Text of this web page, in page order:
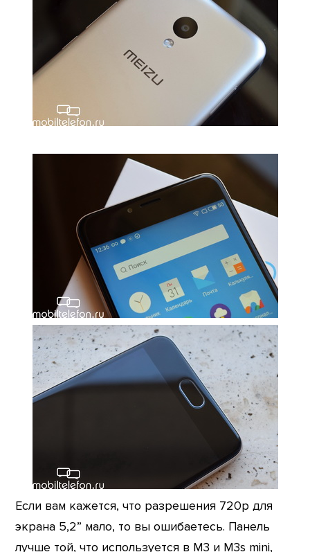
Если вам кажется, что разрешения 720p для
экрана 5,2” мало, то вы ошибаетесь. Панель
лучше той, что используется в M3 и M3s mini,